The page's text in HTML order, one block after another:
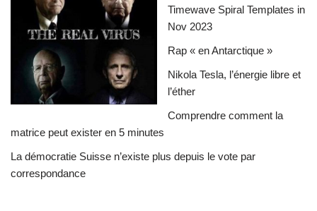
Timewave Spiral Templates in
Nov 2023
Rap « en Antarctique »
Nikola Tesla, l’énergie libre et
l’éther
Comprendre comment la
matrice peut exister en 5 minutes
La démocratie Suisse n’existe plus depuis le vote par
correspondance